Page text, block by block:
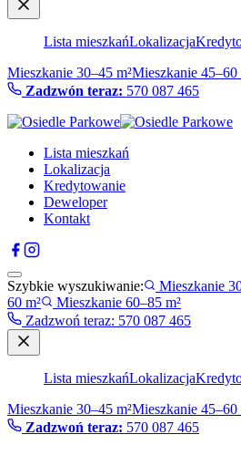
Lista mieszkańLokalizacja
Mieszkanie 30–45 m²Mieszkanie 45–60
Zadzwón teraz: 570 087 465
Lista mieszkań
Lokalizacja
Kredytowanie
Deweloper
Kontakt
Szybkie wyszukiwanie: Mieszkanie
60 m²
Mieszkanie 60–85 m²
Zadzwoń teraz: 570 087 465
Lista mieszkańLokalizacja
Mieszkanie 30–45 m²Mieszkanie 45–60
Zadzwoń teraz: 570 087 465